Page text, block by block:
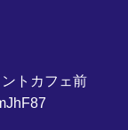
トカフェ前